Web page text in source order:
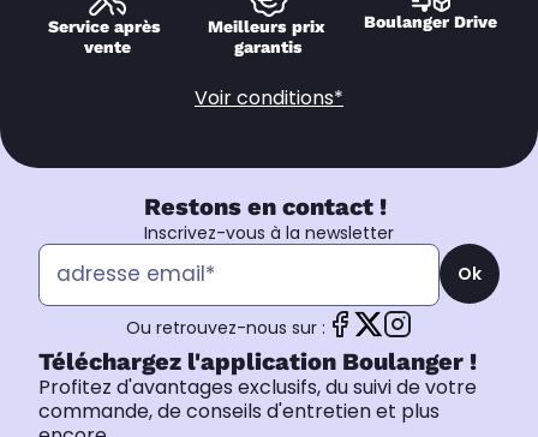
Service après
vente
Meilleurs prix
garantis
Boulanger Drive
Voir conditions*
Restons en contact !
Inscrivez-vous à la newsletter
Ok
Ou retrouvez-nous sur :
Téléchargez l'application Boulanger !
Profitez d'avantages exclusifs, du suivi de votre
commande, de conseils d'entretien et plus